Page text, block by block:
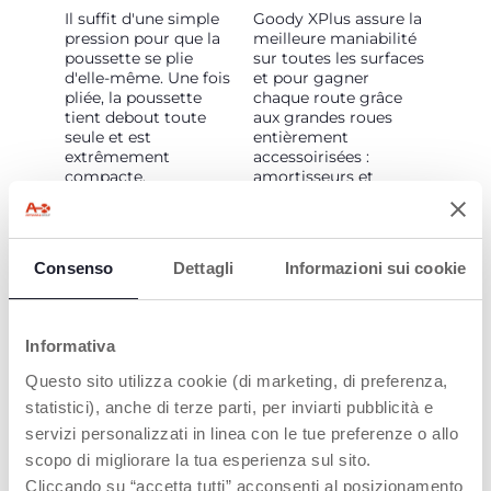
Consenso Dettagli Informazioni sui cookie
Informativa
Questo sito utilizza cookie (di marketing, di preferenza,
statistici), anche di terze parti, per inviarti pubblicità e
servizi personalizzati in linea con le tue preferenze o allo
scopo di migliorare la tua esperienza sul sito.
Cliccando su “accetta tutti” acconsenti al posizionamento
Il suffit d'une simple
pression pour que la
poussette se plie
d'elle-même. Une fois
pliée, la poussette
tient debout toute
seule et est
extrêmement
compacte.
Goody XPlus assure la
meilleure maniabilité
sur toutes les surfaces
et pour gagner
chaque route grâce
aux grandes roues
entièrement
accessoirisées :
amortisseurs et
Les roues avant
fixes ou pivotantes et
le système de